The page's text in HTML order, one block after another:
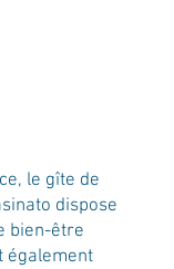
le gîte de
dispose
bien-être
également